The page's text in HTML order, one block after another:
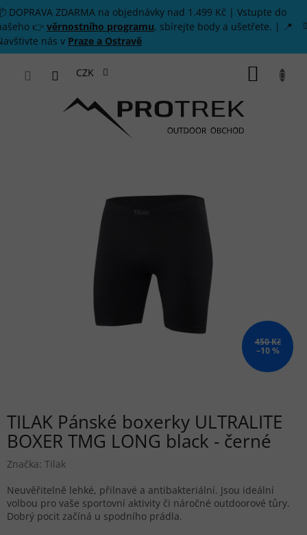
Přejít na obsah
DOPRAVA ZDARMA na objednávky nad 1.499 Kč | Vstupte do
👉 věrnostního programu, sbírejte body a ušetřete. | 📍
nás v Praze a Ostravě
CZK
450 Kč
–10 %
TILAK Pánské boxerky ULTRALITE
BOXER TMG LONG black - černé
Značka: Tilak
Neuvěřitelně lehké, přilnavé a antibakteriální. Jsou ideální
volbou pro vaše sportovní aktivity či náročné outdoorové tůry.
Dobrý pocit začíná u spodního prádla.